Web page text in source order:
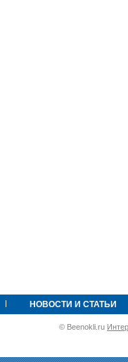
НОВОСТИ И СТАТЬИ
© Beenokli.ru